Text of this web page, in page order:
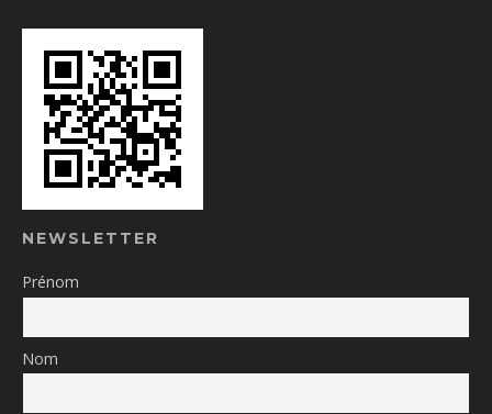
NEWSLETTER
Prénom
Nom